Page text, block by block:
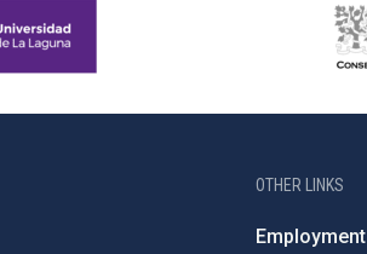
OTHER LINKS
Employment